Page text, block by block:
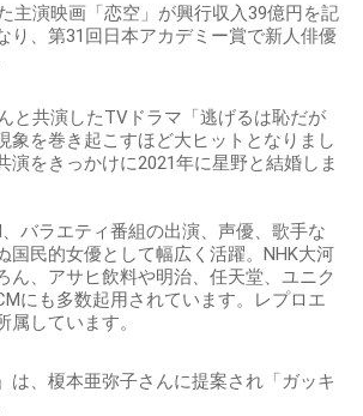
主演映画「恋空」が興行収入39億円を記
り、第31回日本アカデミー賞で新人俳優
と共演したTVドラマ「逃げるは恥だが
象を巻き起こすほど大ヒットとなりまし
演をきっかけに2021年に星野と結婚しま
、バラエティ番組の出演、声優、歌手な
国民的女優として幅広く活躍。NHK大河
ん、アサヒ飲料や明治、任天堂、ユニク
にも多数起用されています。レプロエ
属しています。
は、榎本亜弥子さんに提案され「ガッキ